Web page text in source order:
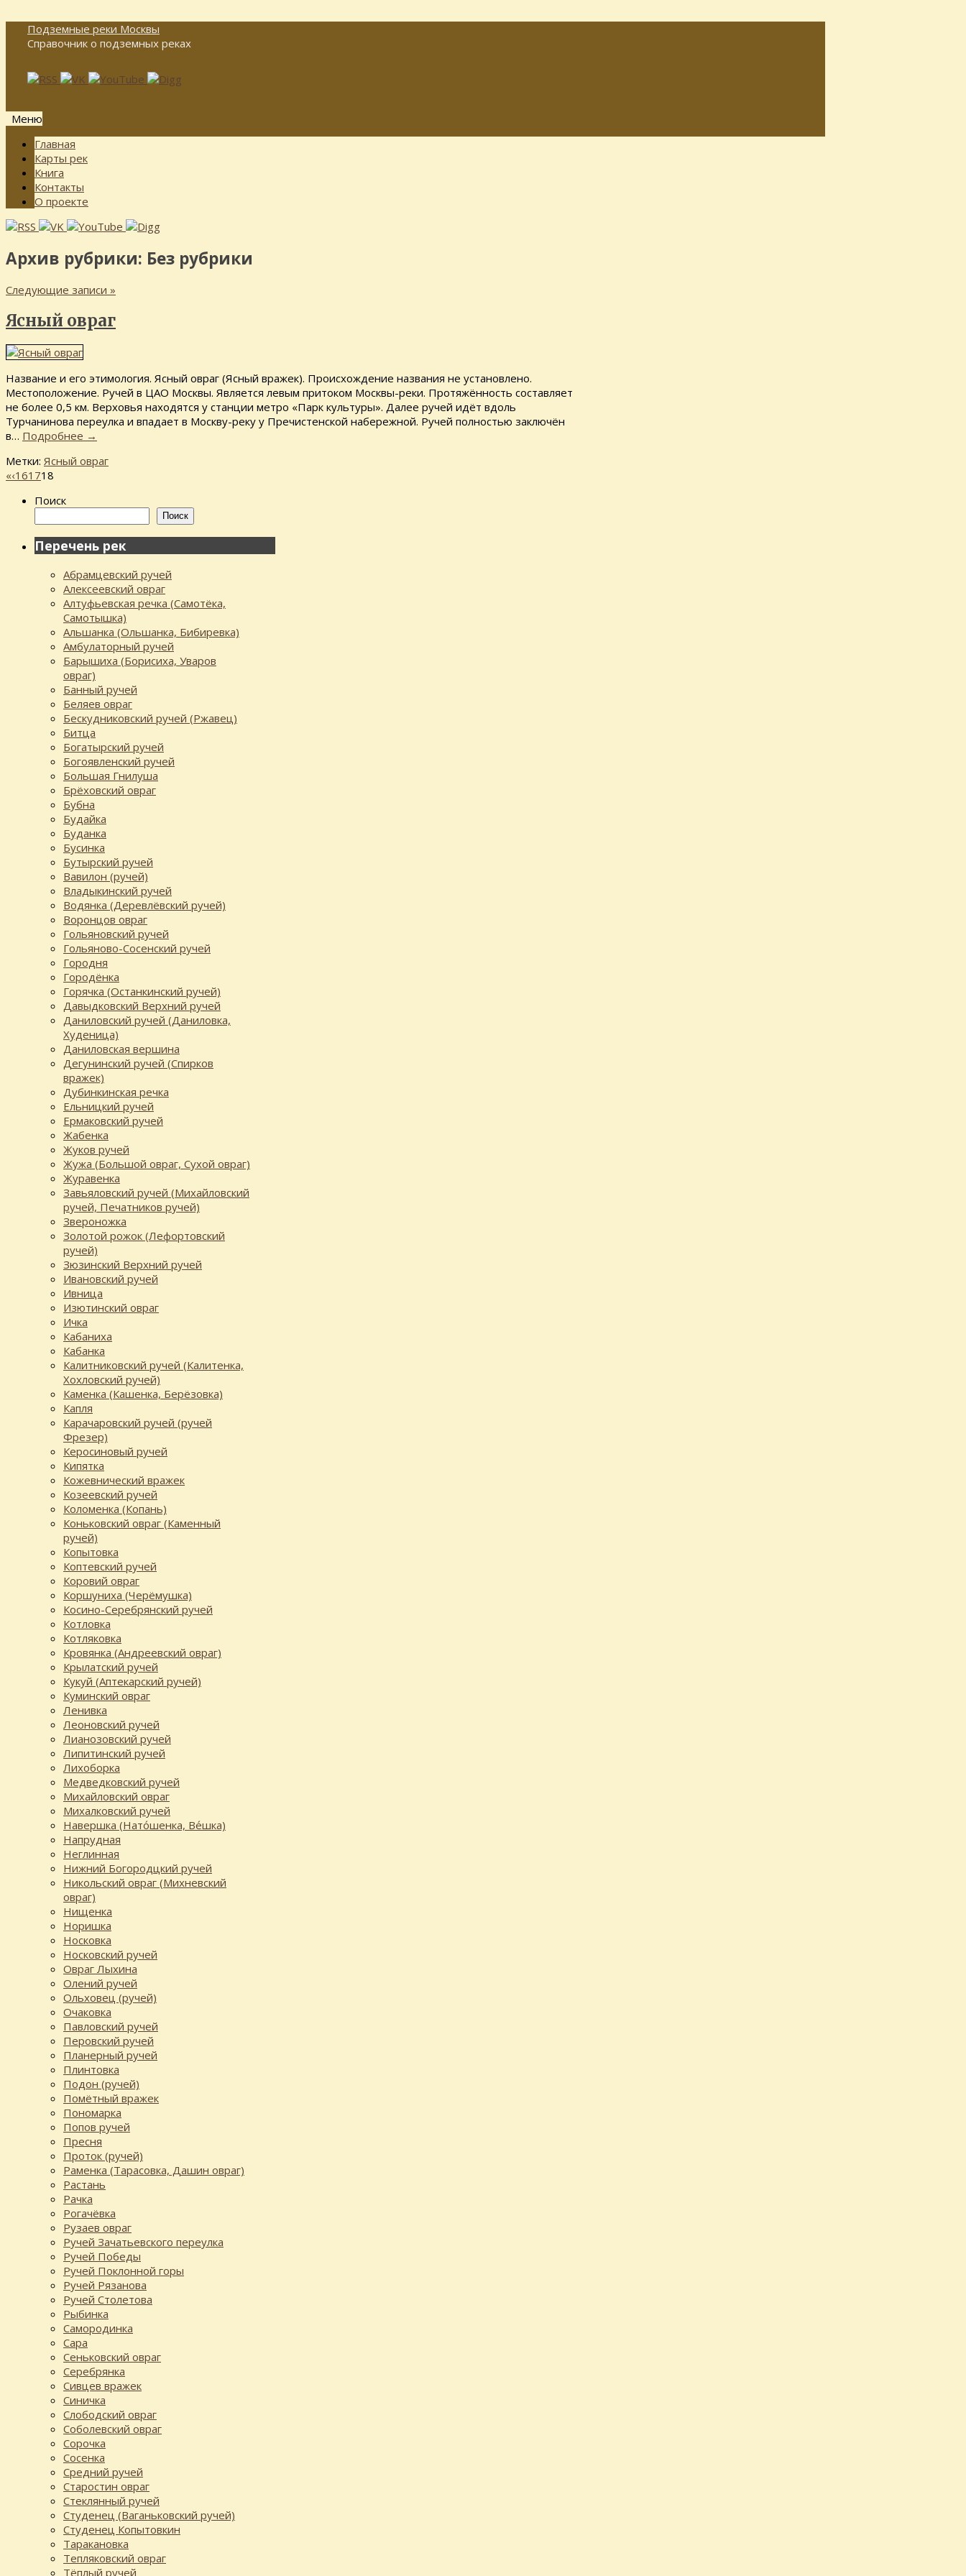
Подземные реки Москвы
Справочник о подземных реках
Меню
Перейти
содержимому
Главная
Карты рек
Книга
Контакты
О проекте
Архив рубрики: Без рубрики
Следующие записи »
Ясный овраг
Название и его этимология. Ясный овраг (Ясный вражек). Происхождение названия не установлено.
Местоположение. Ручей в ЦАО Москвы. Является левым притоком Москвы-реки. Протяжённость составляет
не более 0,5 км. Верховья находятся у станции метро «Парк культуры». Далее ручей идёт вдоль
Турчанинова переулка и впадает в Москву-реку у Пречистенской набережной. Ручей полностью заключён
в… Подробнее →
Метки: Ясный овраг
«‹161718
Поиск
Поиск
Перечень рек
Абрамцевский ручей
Алексеевский овраг
Алтуфьевская речка (Самотёка,
Самотышка)
Альшанка (Ольшанка, Бибиревка)
Амбулаторный ручей
Барышиха (Борисиха, Уваров
овраг)
Банный ручей
Беляев овраг
Бескудниковский ручей (Ржавец)
Битца
Богатырский ручей
Богоявленский ручей
Большая Гнилуша
Брёховский овраг
Бубна
Будайка
Буданка
Бусинка
Бутырский ручей
Вавилон (ручей)
Владыкинский ручей
Водянка (Деревлёвский ручей)
Воронцов овраг
Гольяновский ручей
Гольяново-Сосенский ручей
Городня
Городёнка
Горячка (Останкинский ручей)
Давыдковский Верхний ручей
Даниловский ручей (Даниловка,
Худеница)
Даниловская вершина
Дегунинский ручей (Спирков
вражек)
Дубинкинская речка
Ельницкий ручей
Ермаковский ручей
Жабенка
Жуков ручей
Жужа (Большой овраг, Сухой овраг)
Журавенка
Завьяловский ручей (Михайловский
ручей, Печатников ручей)
Звероножка
Золотой рожок (Лефортовский
ручей)
Зюзинский Верхний ручей
Ивановский ручей
Ивница
Изютинский овраг
Ичка
Кабаниха
Кабанка
Калитниковский ручей (Калитенка,
Хохловский ручей)
Каменка (Кашенка, Берёзовка)
Капля
Карачаровский ручей (ручей
Фрезер)
Керосиновый ручей
Кипятка
Кожевнический вражек
Козеевский ручей
Коломенка (Копань)
Коньковский овраг (Каменный
ручей)
Копытовка
Коптевский ручей
Коровий овраг
Коршуниха (Черёмушка)
Косино-Серебрянский ручей
Котловка
Котляковка
Кровянка (Андреевский овраг)
Крылатский ручей
Кукуй (Аптекарский ручей)
Куминский овраг
Ленивка
Леоновский ручей
Лианозовский ручей
Липитинский ручей
Лихоборка
Медведковский ручей
Михайловский овраг
Михалковский ручей
Навершка (Нато́шенка, Ве́шка)
Напрудная
Неглинная
Нижний Богородцкий ручей
Никольский овраг (Михневский
овраг)
Нищенка
Норишка
Носковка
Носковский ручей
Овраг Лыхина
Олений ручей
Ольховец (ручей)
Очаковка
Павловский ручей
Перовский ручей
Планерный ручей
Плинтовка
Подон (ручей)
Помётный вражек
Пономарка
Попов ручей
Пресня
Проток (ручей)
Раменка (Тарасовка, Дашин овраг)
Растань
Рачка
Рогачёвка
Рузаев овраг
Ручей Зачатьевского переулка
Ручей Победы
Ручей Поклонной горы
Ручей Рязанова
Ручей Столетова
Рыбинка
Самородинка
Сара
Сеньковский овраг
Серебрянка
Сивцев вражек
Синичка
Слободский овраг
Соболевский овраг
Сорочка
Сосенка
Средний ручей
Старостин овраг
Стеклянный ручей
Студенец (Ваганьковский ручей)
Студенец Копытовкин
Таракановка
Тепляковский овраг
Тёплый ручей